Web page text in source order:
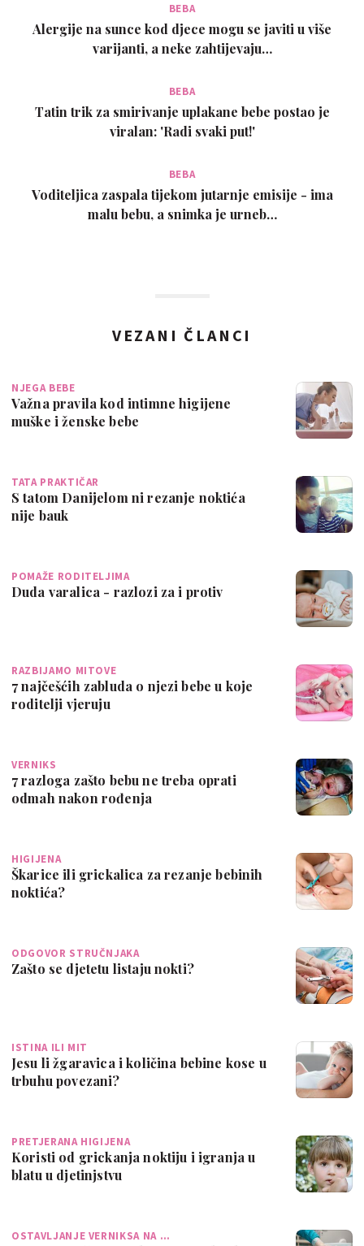
BEBA
Alergije na sunce kod djece mogu se javiti u više
varijanti, a neke zahtijevaju…
BEBA
Tatin trik za smirivanje uplakane bebe postao je
viralan: 'Radi svaki put!'
BEBA
Voditeljica zaspala tijekom jutarnje emisije - ima
malu bebu, a snimka je urneb…
VEZANI ČLANCI
NJEGA BEBE
Važna pravila kod intimne higijene
muške i ženske bebe
TATA PRAKTIČAR
S tatom Danijelom ni rezanje noktića
nije bauk
POMAŽE RODITELJIMA
Duda varalica - razlozi za i protiv
RAZBIJAMO MITOVE
7 najčešćih zabluda o njezi bebe u koje
roditelji vjeruju
VERNIKS
7 razloga zašto bebu ne treba oprati
odmah nakon rođenja
HIGIJENA
Škarice ili grickalica za rezanje bebinih
noktića?
ODGOVOR STRUČNJAKA
Zašto se djetetu listaju nokti?
ISTINA ILI MIT
Jesu li žgaravica i količina bebine kose u
trbuhu povezani?
PRETJERANA HIGIJENA
Koristi od grickanja noktiju i igranja u
blatu u djetinjstvu
OSTAVLJANJE VERNIKSA NA …